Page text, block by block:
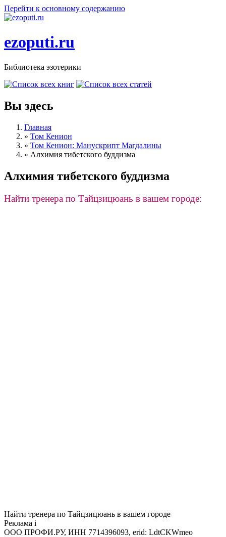
Перейти к основному содержанию
ezoputi.ru
Библиотека эзотерики
Вы здесь
Главная
» Том Кенион
» Том Кенион: Манускрипт Магдалины
» Алхимия тибетского буддизма
Алхимия тибетского буддизма
Найти тренера по Тайцзицюань в вашем городе:
Найти тренера по Тайцзицюань в вашем городе
Реклама i
ООО ПРОФИ.РУ, ИНН 7714396093, erid: LdtCKWmeo